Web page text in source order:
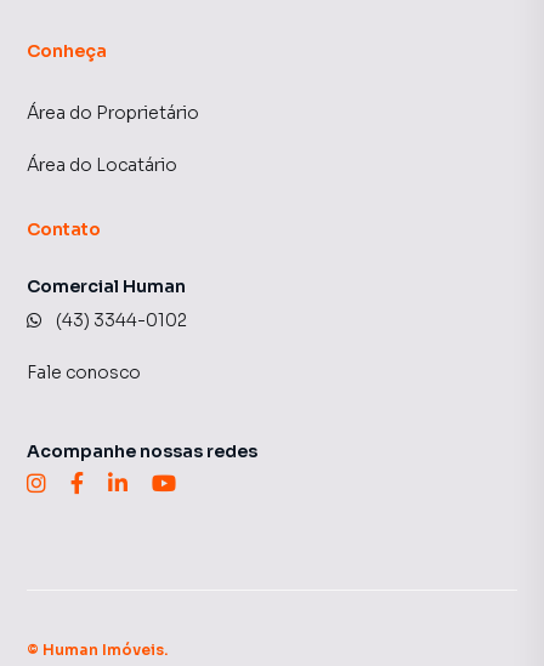
Conheça
Área do Proprietário
Área do Locatário
Contato
Comercial Human
(43) 3344-0102
Fale conosco
Acompanhe nossas redes
© Human Imóveis.